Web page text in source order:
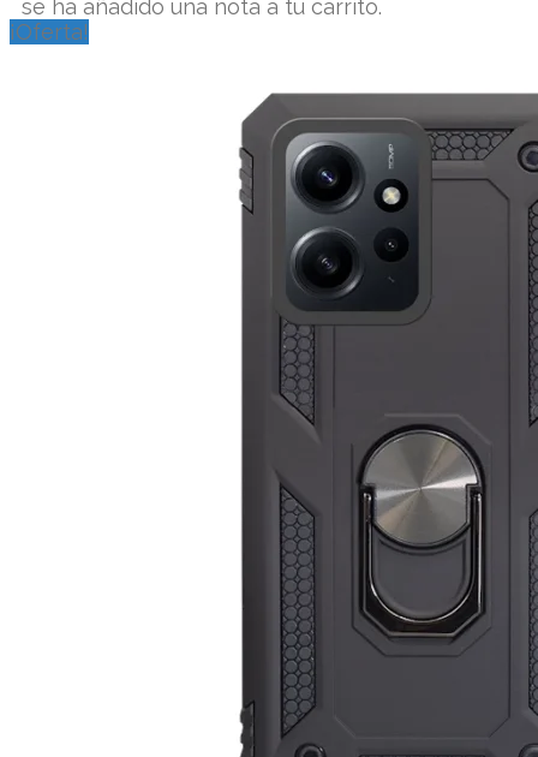
se ha añadido una nota a tu carrito.
¡Oferta!